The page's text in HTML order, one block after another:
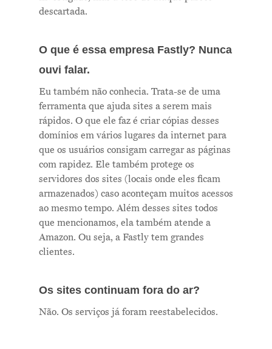
descartada.
O que é essa empresa Fastly? Nunca
ouvi falar.
Eu também não conhecia. Trata-se de uma
ferramenta que ajuda sites a serem mais
rápidos. O que ele faz é criar cópias desses
domínios em vários lugares da internet para
que os usuários consigam carregar as páginas
com rapidez. Ele também protege os
servidores dos sites (locais onde eles ficam
armazenados) caso aconteçam muitos acessos
ao mesmo tempo. Além desses sites todos
que mencionamos, ela também atende a
Amazon. Ou seja, a Fastly tem grandes
clientes.
Os sites continuam fora do ar?
Não. Os serviços já foram reestabelecidos.
Me Explica ?
Notícias
Newsletter
Contatos